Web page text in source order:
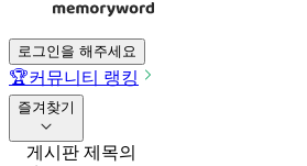
로그인을 해주세요
🏆커뮤니티 랭킹
즐겨찾기
게시판 제목의